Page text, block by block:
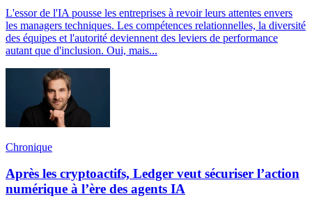
L'essor de l'IA pousse les entreprises à revoir leurs attentes envers
les managers techniques. Les compétences relationnelles, la diversité
des équipes et l'autorité deviennent des leviers de performance
autant que d'inclusion. Oui, mais...
Chronique
Après les cryptoactifs, Ledger veut sécuriser l’action
numérique à l’ère des agents IA